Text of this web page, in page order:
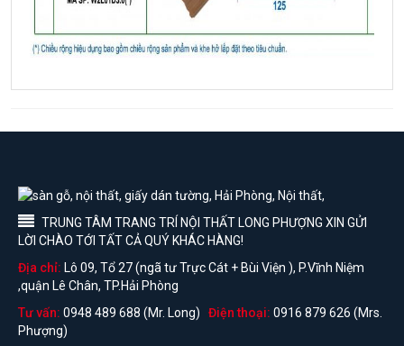
TRUNG TÂM TRANG TRÍ NỘI THẤT LONG PHƯỢNG XIN GỬI
LỜI CHÀO TỚI TẤT CẢ QUÝ KHÁC HÀNG!
Địa chỉ: Lô 09, Tổ 27 (ngã tư Trực Cát + Bùi Viện ), P.Vĩnh Niệm
,quận Lê Chân, TP.Hải Phòng
Tư vấn: 0948 489 688 (Mr. Long) Điện thoại: 0916 879 626 (Mrs.
Phượng)